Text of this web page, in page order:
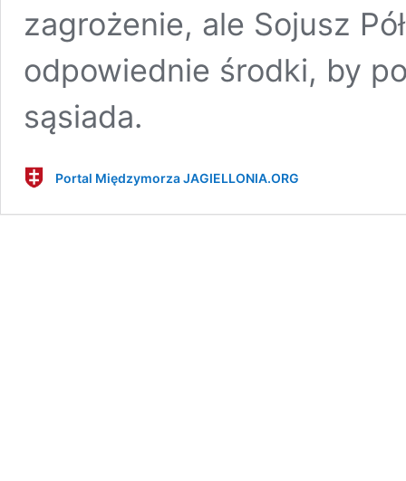
zagrożenie, ale Sojusz
odpowiednie środki, by
sąsiada.
Portal Międzymorza JAGIELLONIA.ORG